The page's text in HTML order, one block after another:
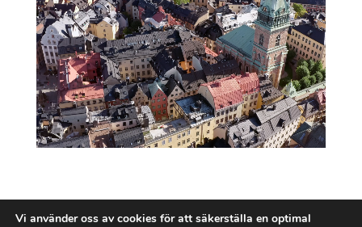
Vi använder oss av cookies för att säkerställa en optimal